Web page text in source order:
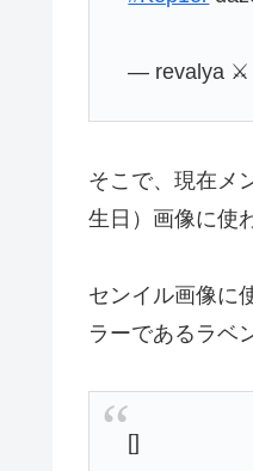
— revalya ⚔️
そこで、現在メ
生日）画像に使
センイル画像に
ラーであるラベ
[]